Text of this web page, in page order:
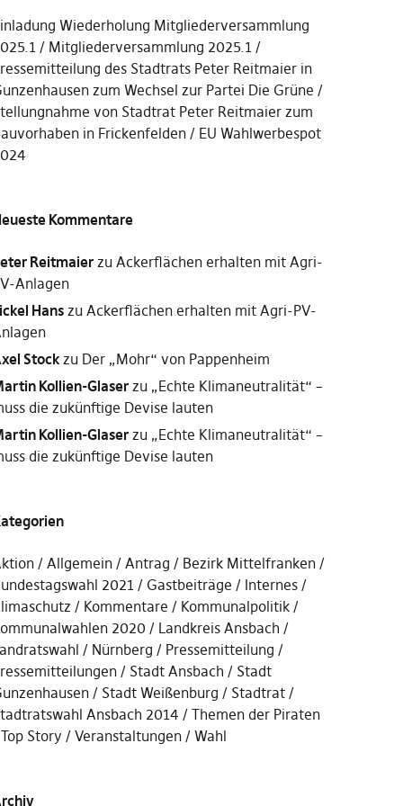
Wiederholung Mitgliederversammlung
Mitgliederversammlung 2025.1
des Stadtrats Peter Reitmaier in
zum Wechsel zur Partei Die Grüne
von Stadtrat Peter Reitmaier zum
in Frickenfelden
EU Wahlwerbespot
Kommentare
Reitmaierzu Ackerflächen erhalten mit Agri-
Anlagen
Hanszu Ackerflächen erhalten mit Agri-PV-
Stockzu Der „Mohr“ von Pappenheim
Kollien-Glaserzu „Echte Klimaneutralität“ –
die zukünftige Devise lauten
Kollien-Glaserzu „Echte Klimaneutralität“ –
die zukünftige Devise lauten
Allgemein Antrag
Bezirk Mittelfranken
2021
Gastbeiträge
Internes
Kommentare
Kommunalpolitik
2020
Landkreis Ansbach
Nürnberg
Pressemitteilung
Stadt Ansbach
Stadt
Stadt Weißenburg
Stadtrat
Ansbach 2014
Themen der Piraten
Top Story
Veranstaltungen Wahl